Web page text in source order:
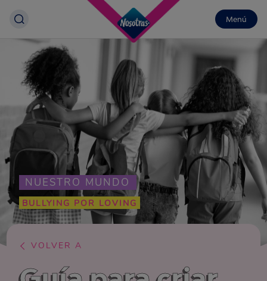
Menú
NUESTRO MUNDO
BULLYING POR LOVING
VOLVER A